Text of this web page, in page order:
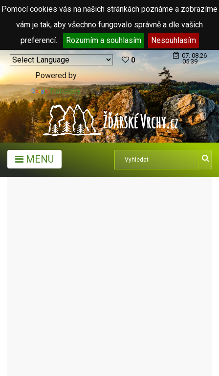
Pomocí cookies vás na našich stránkách poznáme a zobrazíme
vám je tak, aby všechno fungovalo správně a dle vašich
preferencí.
Rozumím a souhlasím Nesouhlasím
Powered by
Translate
0
07. 08.26
05:39
MENU